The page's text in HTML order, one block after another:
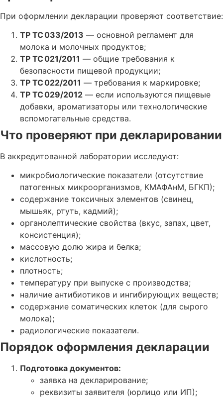
При оформлении декларации проверяют соответствие:
ТР ТС 033/2013 — основной регламент для
молока и молочных продуктов;
ТР ТС 021/2011 — общие требования к
безопасности пищевой продукции;
ТР ТС 022/2011 — требования к маркировке;
ТР ТС 029/2012 — если используются пищевые
добавки, ароматизаторы или технологические
вспомогательные средства.
Что проверяют при декларировании
В аккредитованной лаборатории исследуют:
микробиологические показатели (отсутствие
патогенных микроорганизмов, КМАФАнМ, БГКП);
содержание токсичных элементов (свинец,
мышьяк, ртуть, кадмий);
органолептические свойства (вкус, запах, цвет,
консистенция);
массовую долю жира и белка;
кислотность;
плотность;
температуру при выпуске с производства;
наличие антибиотиков и ингибирующих веществ;
содержание соматических клеток (для сырого
молока);
радиологические показатели.
Порядок оформления декларации
Подготовка документов:
заявка на декларирование;
реквизиты заявителя (юрлицо или ИП);